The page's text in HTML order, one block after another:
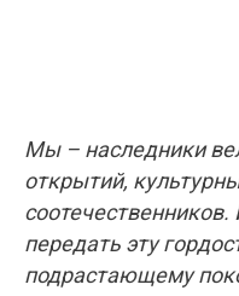
закладываются те
которые делают
гражданином.
Мы стремимся к